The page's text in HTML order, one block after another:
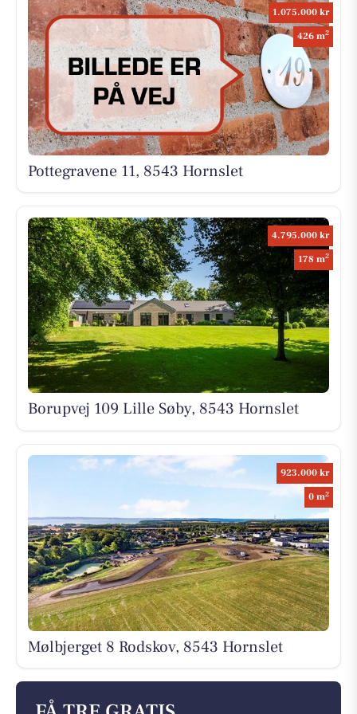
1.075.000 kr
426 m2
Pottegravene 11, 8543 Hornslet
4.795.000 kr
178 m2
Borupvej 109 Lille Søby, 8543 Hornslet
923.000 kr
0 m2
Mølbjerget 8 Rodskov, 8543 Hornslet